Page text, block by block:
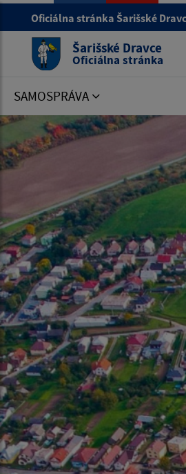
Oficiálna stránka Šarišské
Šarišské Dravce
Oficiálna stránka
SAMOSPRÁVA